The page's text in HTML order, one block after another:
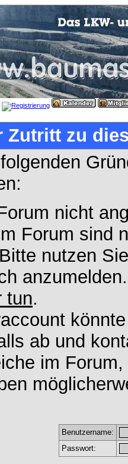
Zutritt zu
nicht
Forum sind
nutzen
tun.
ab und
im
Benutzername:
Passwort: